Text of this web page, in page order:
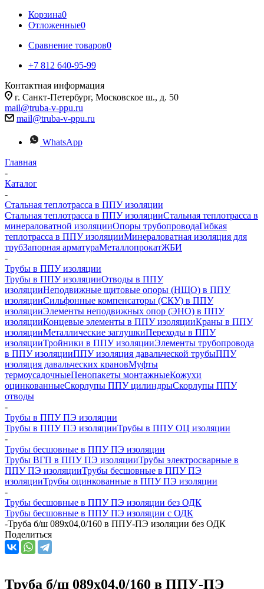
Корзина0
Отложенные0
Сравнение товаров0
+7 812 640-95-99
Контактная информация
г. Санкт-Петербург, Московское ш., д. 50
mail@truba-v-ppu.ru
mail@truba-v-ppu.ru
WhatsApp
Главная
-
Каталог
-
Стальная теплотрасса в ППУ изоляции
Стальная теплотрасса в ППУ изоляцииСтальная теплотрасса в
минераловатной изоляцииОпоры трубопроводаГибкая
теплотрасса в ППУ изоляцииМинераловатная изоляция для
трубЗапорная арматураМеталлопрокатЖБИ
-
Трубы в ППУ изоляции
Трубы в ППУ изоляцииОтводы в ППУ
изоляцииНеподвижные щитовые опоры (НЩО) в ППУ
изоляцииCильфонные компенсаторы (СКУ) в ППУ
изоляцииЭлементы неподвижных опор (ЭНО) в ППУ
изоляцииКонцевые элементы в ППУ изоляцииКраны в ППУ
изоляцииМеталлические заглушкиПереходы в ППУ
изоляцииТройники в ППУ изоляцииЭлементы трубопровода
в ППУ изоляцииППУ изоляция давальческой трубыППУ
изоляция давальческих крановМуфты
термоусадочныеПенопакеты монтажныеКожухи
оцинкованныеСкорлупы ППУ цилиндрыСкорлупы ППУ
отводы
-
Трубы в ППУ ПЭ изоляции
Трубы в ППУ ПЭ изоляцииТрубы в ППУ ОЦ изоляции
-
Трубы бесшовные в ППУ ПЭ изоляции
Трубы ВГП в ППУ ПЭ изоляцииТрубы электросварные в
ППУ ПЭ изоляцииТрубы бесшовные в ППУ ПЭ
изоляцииТрубы оцинкованные в ППУ ПЭ изоляции
-
Трубы бесшовные в ППУ ПЭ изоляции без ОДК
Трубы бесшовные в ППУ ПЭ изоляции с ОДК
-Труба б/ш 089х04,0/160 в ППУ-ПЭ изоляции без ОДК
Поделиться
Труба б/ш 089х04,0/160 в ППУ-ПЭ